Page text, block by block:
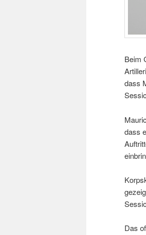
Beim
dass
dass
Das